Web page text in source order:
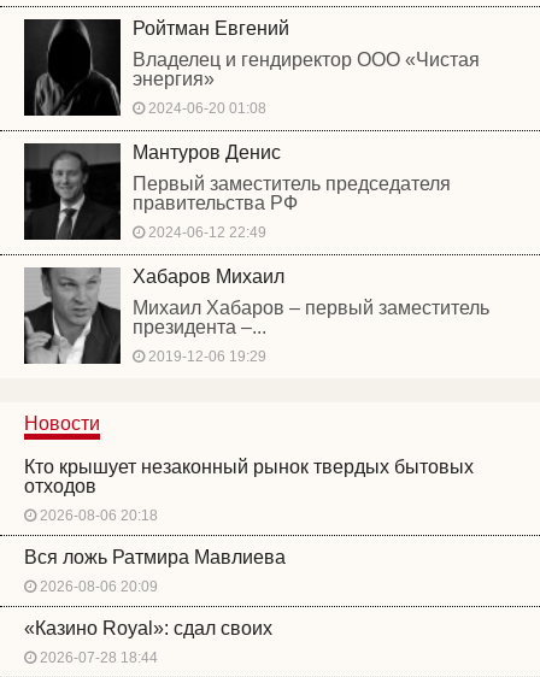
Ройтман Евгений
Владелец и гендиректор ООО «Чистая
энергия»
2024-06-20 01:08
Мантуров Денис
Первый заместитель председателя
правительства РФ
2024-06-12 22:49
Хабаров Михаил
Михаил Хабаров – первый заместитель
президента –...
2019-12-06 19:29
Новости
Кто крышует незаконный рынок твердых бытовых
отходов
2026-08-06 20:18
Вся ложь Ратмира Мавлиева
2026-08-06 20:09
«Казино Royal»: сдал своих
2026-07-28 18:44